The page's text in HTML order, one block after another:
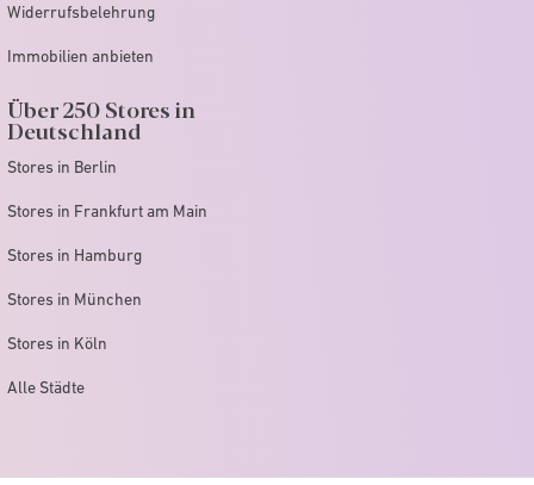
Widerrufsbelehrung
Immobilien anbieten
Über 250 Stores in
Deutschland
Stores in Berlin
Stores in Frankfurt am Main
Stores in Hamburg
Stores in München
Stores in Köln
Alle Städte